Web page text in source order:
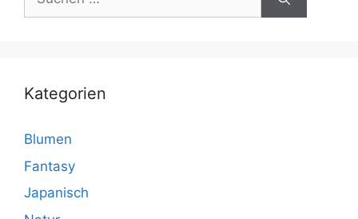
nach:
Kategorien
Blumen
Fantasy
Japanisch